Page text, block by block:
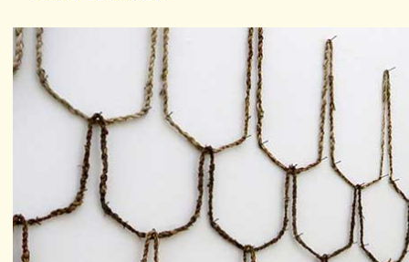
Partenaires
Crédits
Actions
Documentation
→ PDF